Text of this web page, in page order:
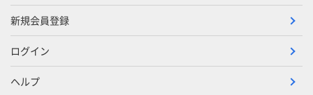
新規会員登録
ログイン
ヘルプ